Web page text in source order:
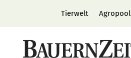
Tierwelt Agropool